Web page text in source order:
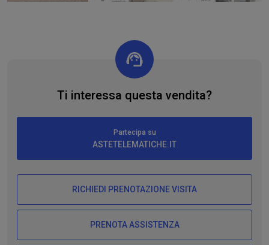
Ti interessa questa vendita?
Partecipa su
ASTETELEMATICHE.IT
RICHIEDI PRENOTAZIONE VISITA
PRENOTA ASSISTENZA